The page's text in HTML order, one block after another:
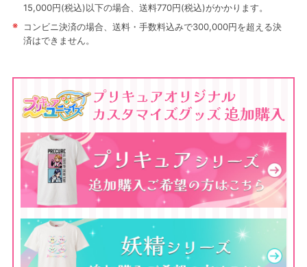
15,000円(税込)以下の場合、送料770円(税込)がかかります。
※
コンビニ決済の場合、送料・手数料込みで300,000円を超える決
済はできません。